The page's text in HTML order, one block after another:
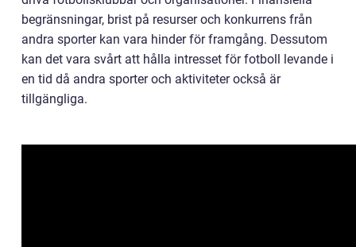
begränsningar, brist på resurser och konkurrens från
andra sporter kan vara hinder för framgång. Dessutom
kan det vara svårt att hålla intresset för fotboll levande i
en tid då andra sporter och aktiviteter också är
tillgängliga.